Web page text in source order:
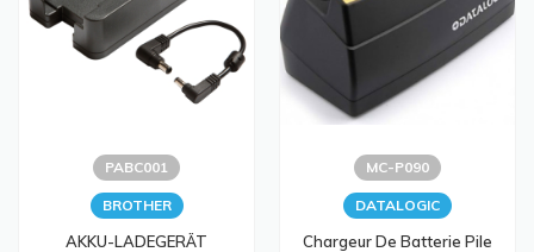
PABC001
BROTHER
AKKU-LADEGERÄT
MC-P090
DATALOGIC
Chargeur De Batterie Pile